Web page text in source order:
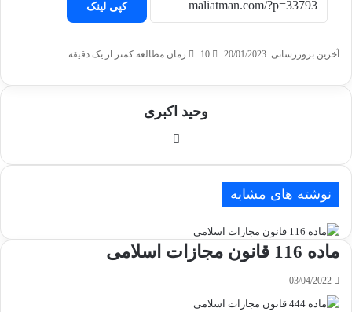
کپی لینک
آخرین بروزرسانی: 20/01/2023 10 زمان مطالعه کمتر از یک دقیقه
وحید اکبری
نوشته های مشابه
ماده 116 قانون مجازات اسلامی
03/04/2022